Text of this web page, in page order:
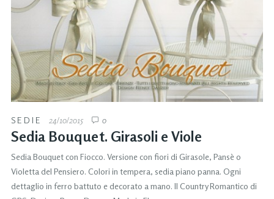
SEDIE 24/10/2015 0
Sedia Bouquet. Girasoli e Viole
Sedia Bouquet con Fiocco. Versione con fiori di Girasole, Pansè o
Violetta del Pensiero. Colori in tempera, sedia piano panna. Ogni
dettaglio in ferro battuto e decorato a mano. Il Country Romantico di